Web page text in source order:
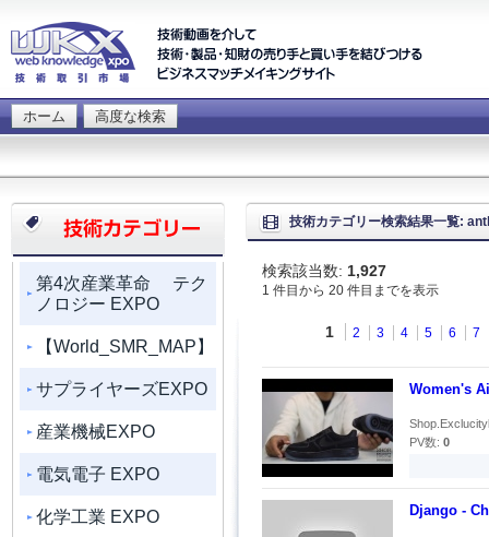
ホーム 高度な検索
第4次産業革命 テク
ノロジー EXPO
【World_SMR_MAP】
サプライヤーズEXPO
産業機械EXPO
電気電子 EXPO
化学工業 EXPO
技術カテゴリー検索結果一覧:
検索該当数: 1,927
1 件目から 20 件目までを表示
1 2 3 4 5 6 7
Women's
PV数: 0
Django -